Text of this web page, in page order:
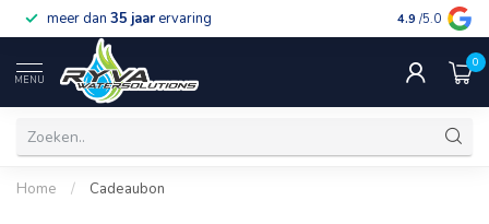
meer dan 35 jaarervaring gratis
4.9 /5.0
MENU
0
Home / Cadeaubon